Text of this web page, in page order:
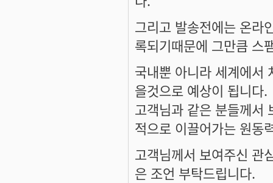
그리고 발송전에는 온라
록되기때문에 그만큼 스
국내뿐 아니라 세계에서
을것으로 예상이 됩니다.
고객님과 같은 분들께서
적으로 이끌어가는 원동
고객님께서 보여주신 관
은 조언 부탁드립니다.